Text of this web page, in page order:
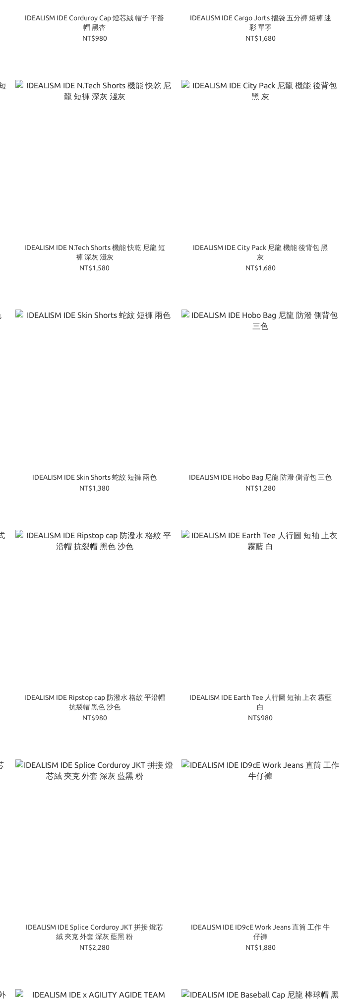
IDEALISM IDE Corduroy Cap 燈芯絨 帽子 平簷
帽 黑杏
NT$980
IDEALISM IDE Cargo Jorts 摺袋 五分褲 短褲 迷
彩 單寧
NT$1,680
IDEALISM IDE N.Tech Shorts 機能 快乾 尼龍 短
褲 深灰 淺灰
NT$1,580
IDEALISM IDE City Pack 尼龍 機能 後背包 黑
灰
NT$1,680
IDEALISM IDE Skin Shorts 蛇紋 短褲 兩色
NT$1,380
IDEALISM IDE Hobo Bag 尼龍 防潑 側背包 三色
NT$1,280
IDEALISM IDE Ripstop cap 防潑水 格紋 平沿帽
抗裂帽 黑色 沙色
NT$980
IDEALISM IDE Earth Tee 人行圖 短袖 上衣 霧藍
白
NT$980
IDEALISM IDE Splice Corduroy JKT 拼接 燈芯
絨 夾克 外套 深灰 藍黑 粉
NT$2,280
IDEALISM IDE ID9cE Work Jeans 直筒 工作 牛
仔褲
NT$1,880